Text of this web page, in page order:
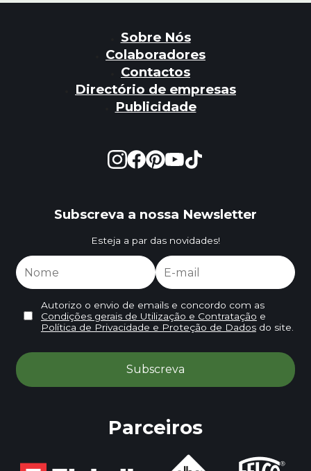
Sobre Nós
Colaboradores
Contactos
Directório de empresas
Publicidade
Subscreva a nossa Newsletter
Esteja a par das novidades!
Autorizo o envio de emails e concordo com as
Condições gerais de Utilização e Contratação e
Política de Privacidade e Proteção de Dadosdo site.
Parceiros